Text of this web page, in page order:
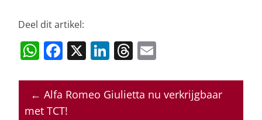
Deel dit artikel:
W
at
s
F
c
e
X Li
k
e
T
re
a
ai
l
← Alfa Romeo Giulietta nu verkrijgbaar
met TCT!